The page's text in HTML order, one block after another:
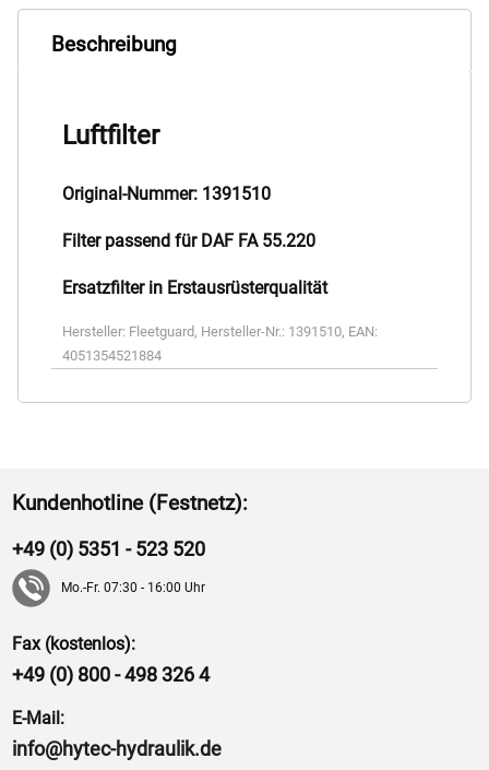
Beschreibung
Luftfilter
Original-Nummer: 1391510
Filter passend für DAF FA 55.220
Ersatzfilter in Erstausrüsterqualität
Hersteller: Fleetguard , Hersteller-Nr.: 1391510, EAN:
4051354521884
Kundenhotline (Festnetz):
+49 (0) 5351 - 523 520
Mo.-Fr. 07:30 - 16:00 Uhr
Fax (kostenlos):
+49 (0) 800 - 498 326 4
E-Mail:
info@hytec-hydraulik.de